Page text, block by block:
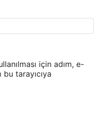
için adım, e-
tarayıcıya